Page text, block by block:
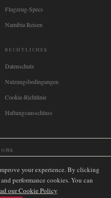
Flugzeug-Specs
Namibia Reisen
RECHTLICHES
Datenschutz
Nutzungsbedingungen
Cookie-Richtlinie
Haftungsausschluss
Deutschland Nederland 🇫🇷 France
Sverige🇳🇴 Norge🇩🇰
your experience. By clicking
performance cookies. You can
our Cookie Policy